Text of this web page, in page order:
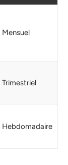
Mensuel
Trimestriel
Hebdomadaire